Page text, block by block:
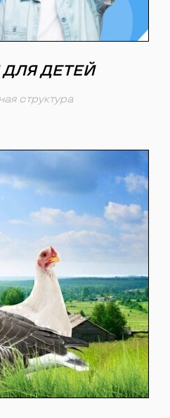
ДЕТЕЙ
структура